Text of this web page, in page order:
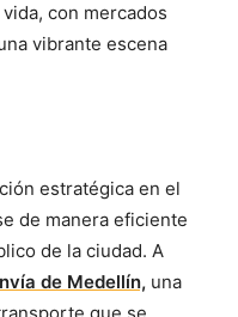
con mercados
vibrante escena
estratégica en el
de manera eficiente
de la ciudad. A
de Medellín, una